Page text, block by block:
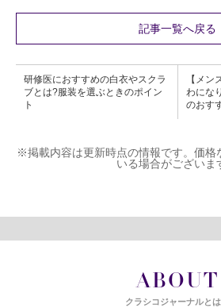
記事一覧へ戻る
研修医におすすめの白衣やスクラ
ブとは?服装を選ぶときのポイン
ト
【メン
わにな
のおす
※掲載内容は更新時点の情報です。価格
いる場合がございま
ABOUT
クラシコジャーナルとは